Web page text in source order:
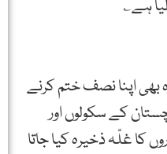
ہے؎
اپنا نصف ختم کرنے
کے سکولوں اور
کا غلّہ ذخیرہ کیا جاتا